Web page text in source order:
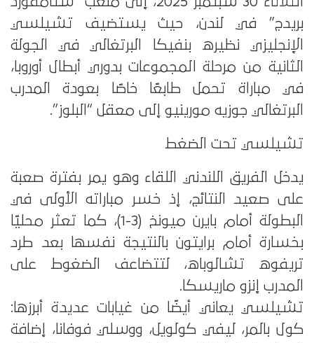
بريدج” في لندن، حيث يستضيف تشيلسي
الإنجليزي نظيره بنفيكا البرتغالي في الجولة
الثانية من مرحلة المجموعات بدوري أبطال أوروبا،
في مباراة تحمل طابعًا خاصًا بعودة المدرب
البرتغالي جوزيه مورينيو إلى معقل “البلوز”.
تشيلسي تحت الضغط
يدخل الفريق اللندني اللقاء وهو يمر بفترة صعبة
على صعيد النتائج، إذ خسر مباراته الأولى في
البطولة أمام بايرن ميونخ (3-1)، كما تعثر محليًا
بخسارة أمام برايتون بالنتيجة نفسها بعد طرد
تريفوه تشالوباه، لتتضاعف الضغوط على
المدرب إنزو ماريسكا.
تشيلسي يعاني أيضًا من غيابات عديدة أبرزها:
كول بالمر، ليفي كولويل، ووسلي فوفانا، إضافة